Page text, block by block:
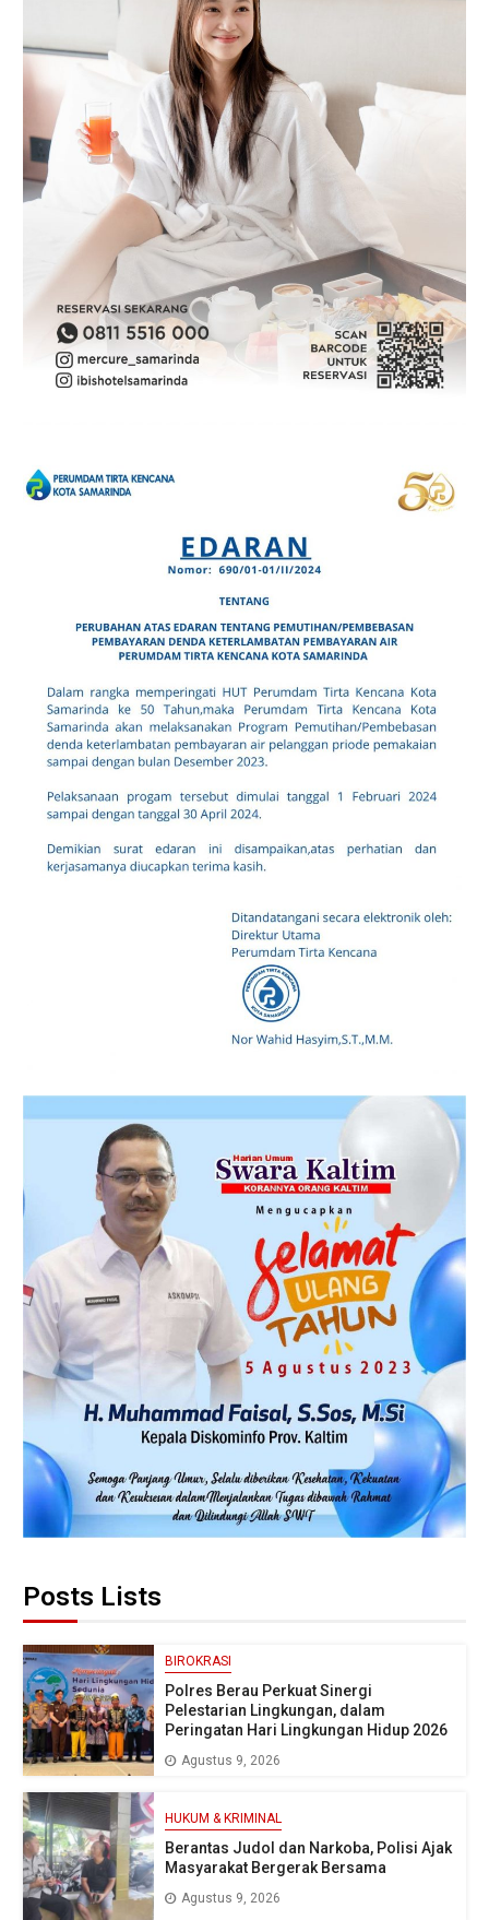
Posts Lists
BIROKRASI
Polres Berau Perkuat Sinergi
Pelestarian Lingkungan, dalam
Peringatan Hari Lingkungan Hidup 2026
Agustus 9, 2026
HUKUM & KRIMINAL
Berantas Judol dan Narkoba, Polisi Ajak
Masyarakat Bergerak Bersama
Agustus 9, 2026